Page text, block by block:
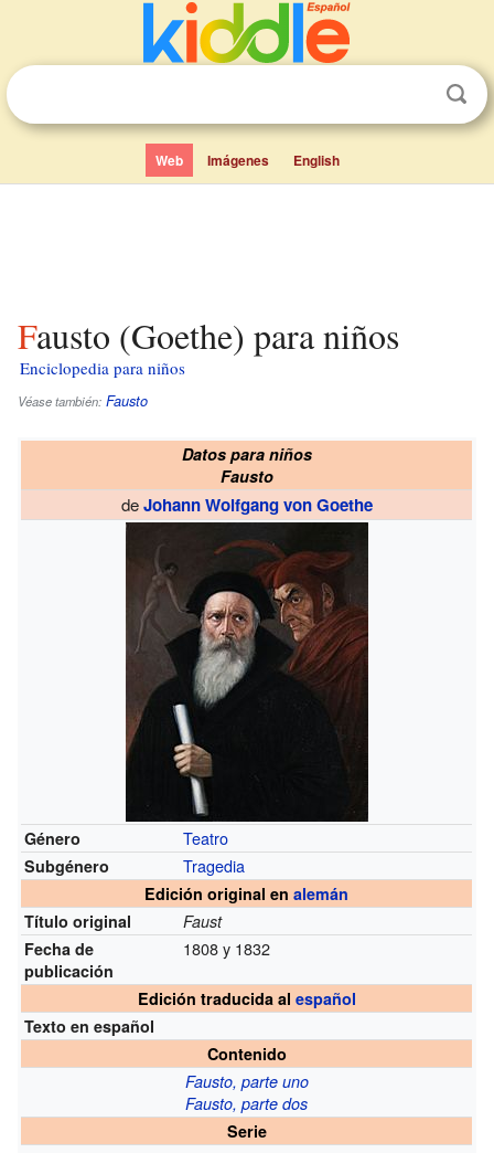
Web Imágenes English
Fausto (Goethe) para niños
Enciclopedia para niños
Véase también: Fausto
Datos para niños
Fausto
de Johann Wolfgang von Goethe
Género Teatro
Subgénero Tragedia
Edición original enalemán
Título original
Faust
Fecha de
publicación
1808 y 1832
Edición traducida al español
Texto en español
Contenido
Fausto, parte uno
Fausto, parte dos
Serie